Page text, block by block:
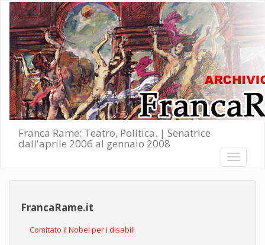
Salta al contenuto principale
Franca Rame: Teatro, Politica. | Senatrice
dall'aprile 2006 al gennaio 2008
Toggle
FrancaRame.it
Comitato il Nobel per i disabili